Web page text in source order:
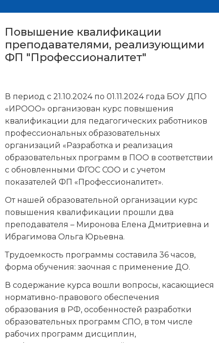
Повышение квалификации
преподавателями, реализующими
ФП "Профессионалитет"
В период с 21.10.2024 по 01.11.2024 года БОУ ДПО
«ИРООО» организован курс повышения
квалификации для педагогических работников
профессиональных образовательных
организаций «Разработка и реализация
образовательных программ в ПОО в соответствии
с обновленными ФГОС СОО и с учетом
показателей ФП «Профессионалитет».
От нашей образовательной организации курс
повышения квалификации прошли два
преподавателя – Миронова Елена Дмитриевна и
Ибрагимова Ольга Юрьевна.
Трудоемкость программы составила 36 часов,
форма обучения: заочная с применение ДО.
В содержание курса вошли вопросы, касающиеся
нормативно-правового обеспечения
образования в РФ, особенностей разработки
образовательных программ СПО, в том числе
рабочих программ дисциплин,